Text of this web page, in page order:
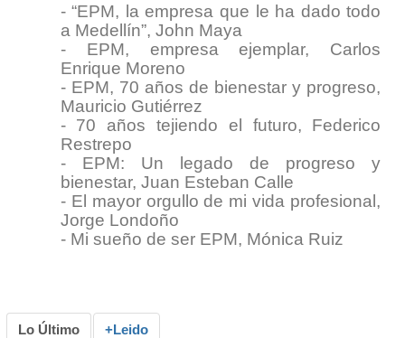
-“EPM, la empresa que le ha dado todo
a Medellín”, John Maya
- EPM, empresa ejemplar, Carlos
Enrique Moreno
- EPM, 70 años de bienestar y progreso,
Mauricio Gutiérrez
- 70 años tejiendo el futuro, Federico
Restrepo
- EPM: Un legado de progreso y
bienestar, Juan Esteban Calle
- El mayor orgullo de mi vida profesional,
Jorge Londoño
- Mi sueño de ser EPM, Mónica Ruiz
Lo Último +Leido